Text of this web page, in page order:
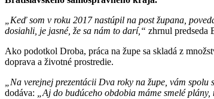
„Keď som v roku 2017 nastúpil na post župana,
dosiahli, je jasné, že sa nám to darí,“ zhrnul predseda
Ako podotkol Droba, práca na župe sa skladá z
doprava a životné prostredie.
„Na verejnej prezentácii Dva roky na župe, vám
dodáva:
„Aj do budúceho obdobia máme smelé